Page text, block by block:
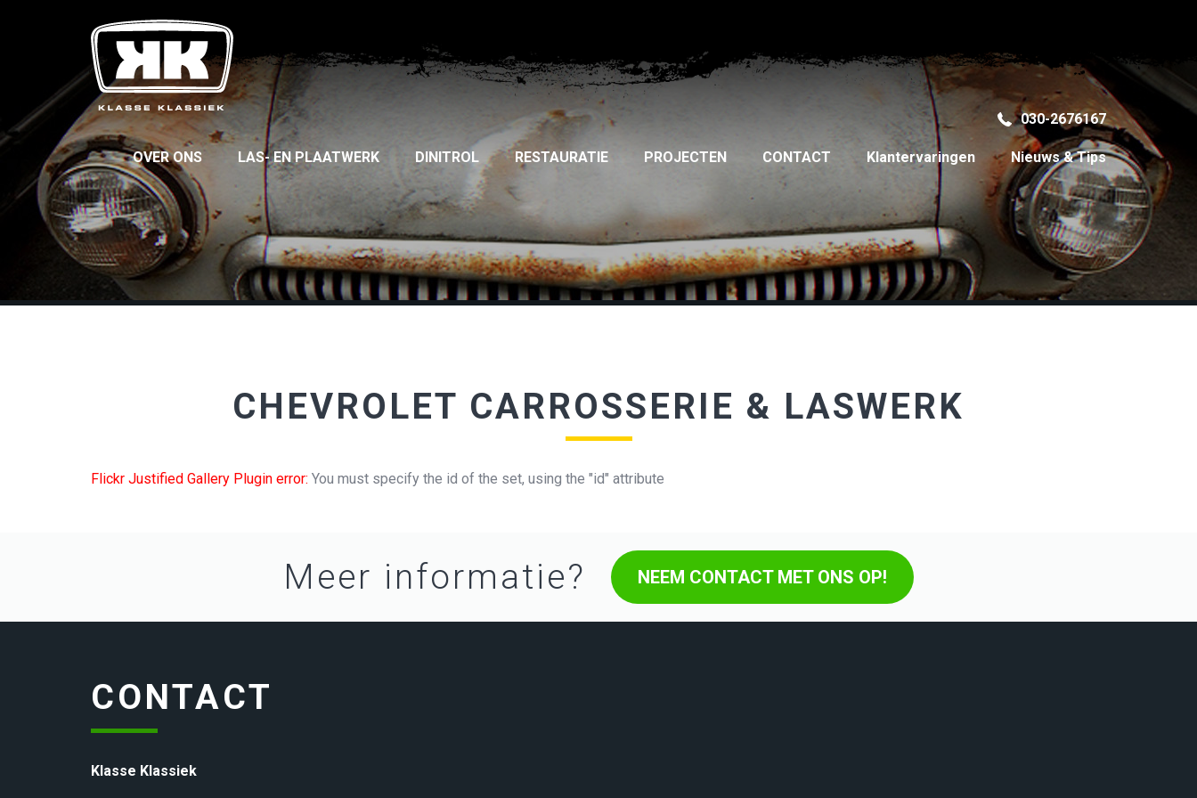
030-2676167
OVER ONS LAS- EN PLAATWERK DINITROL RESTAURATIE PROJECTEN CONTACT Klantervaringen Nieuws & Tips
CHEVROLET CARROSSERIE & LASWERK
Flickr Justified Gallery Plugin error: You must specify the id of the set, using the "id" attribute
Meer informatie? NEEM CONTACT MET ONS OP!
CONTACT
Klasse Klassiek